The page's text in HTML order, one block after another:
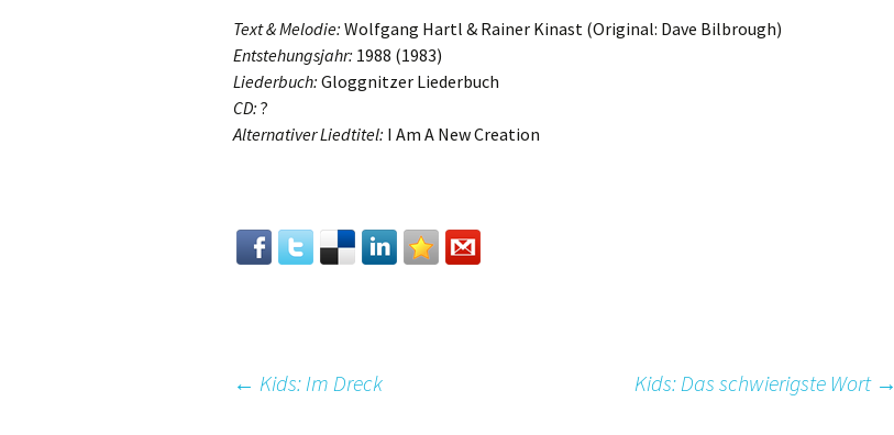
Text & Melodie: Wolfgang Hartl & Rainer Kinast (Original: Dave Bilbrough)
Entstehungsjahr: 1988 (1983)
Liederbuch: Gloggnitzer Liederbuch
CD: ?
Alternativer Liedtitel: I Am A New Creation
← Kids: Im Dreck Kids: Das schwierigste Wort →